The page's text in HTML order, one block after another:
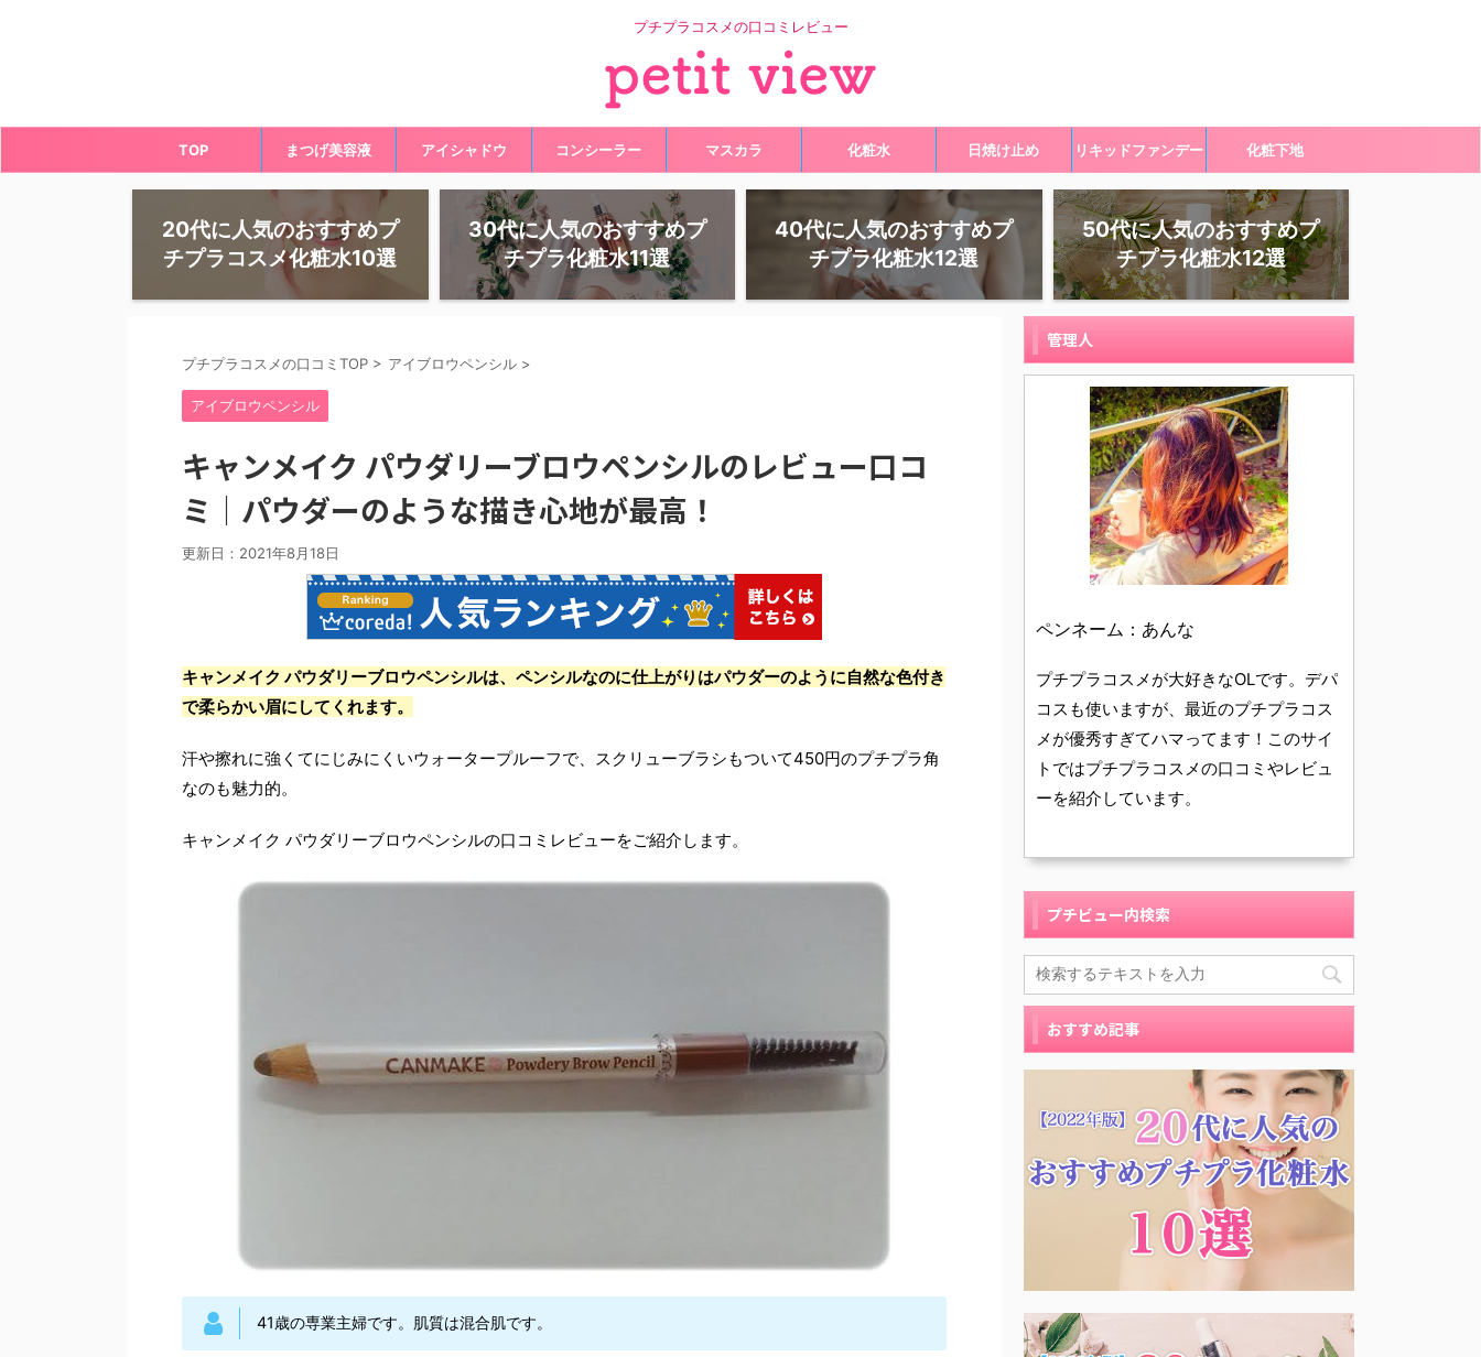
プチプラコスメの口コミレビュー
TOP まつげ美容液 アイシャドウ コンシーラー マスカラ 化粧水 日焼け止め リキッドファンデー
ション
化粧下地
20代に人気のおすすめプ
チプラコスメ化粧水10選
30代に人気のおすすめプ
チプラ化粧水11選
40代に人気のおすすめプ
チプラ化粧水12選
50代に人気のおすすめプ
チプラ化粧水12選
プチプラコスメの口コミTOP > アイブロウペンシル >
アイブロウペンシル
キャンメイク パウダリーブロウペンシルのレビュー口コ
ミ｜パウダーのような描き心地が最高！
更新日： 2021年8月18日
キャンメイク パウダリーブロウペンシルは、ペンシルなのに仕上がりはパウダーのように自然な色付き
で柔らかい眉にしてくれます。
汗や擦れに強くてにじみにくいウォータープルーフで、スクリューブラシもついて450円のプチプラ角
なのも魅力的。
キャンメイク パウダリーブロウペンシルの口コミレビューをご紹介します。
41歳の専業主婦です。肌質は混合肌です。
管理人
ペンネーム：あんな
プチプラコスメが大好きなOLです。デパ
コスも使いますが、最近のプチプラコス
メが優秀すぎてハマってます！このサイ
トではプチプラコスメの口コミやレビュ
ーを紹介しています。
プチビュー内検索
おすすめ記事